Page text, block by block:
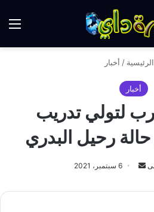
الرئيسية / أخبار
أخبار
لتولي تدريب
رحيل البدري
أرسل
إلكترونيا
6 سبتمبر، 2021